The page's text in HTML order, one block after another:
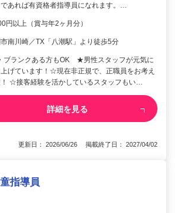
であれば有資格者指導員になれます。…
円以上（賞与年2ヶ月分）
南川崎／TX「八潮駅」より徒歩5分
ブランクある方もOK ★男性スタッフが元気に
げています！☆現在非正規で、正職員をお考え
☆接客経験を活かしているスタッフもい…
詳細を見る
更新日： 2026/06/26 掲載終了日： 2027/04/02
指導員